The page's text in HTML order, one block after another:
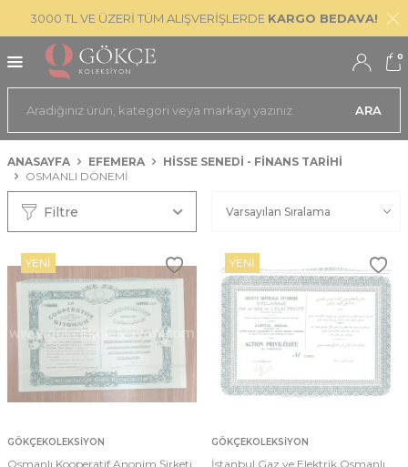
3000 TL VE ÜZERİ TÜM ALIŞVERİŞLERDE KARGO BEDAVA!
ARA
0
ANASAYFA EFEMERA
HISSE SENEDI - FINANS TARIHI
OSMANLI DÖNEMI
Filtre
YENI
GÖKÇEKOLEKSIYON
Osmanlı Kooperatif Anonim Şirketi
YENI
GÖKÇEKOLEKSIYON
İstanbul Gaz ve Elektrik Osmanlı